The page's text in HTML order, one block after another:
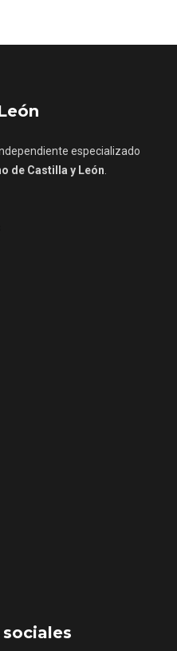
especializado
de Castilla y León